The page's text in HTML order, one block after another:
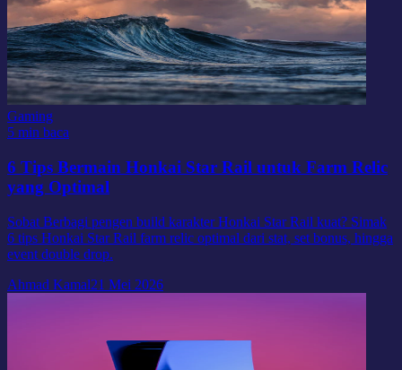
Gaming
5 min baca
6 Tips Bermain Honkai Star Rail untuk Farm Relic
yang Optimal
Sobat Berbagi pengen build karakter Honkai Star Rail kuat? Simak
6 tips Honkai Star Rail farm relic optimal dari stat, set bonus, hingga
event double drop.
Ahmad Kamal21 Mei 2026